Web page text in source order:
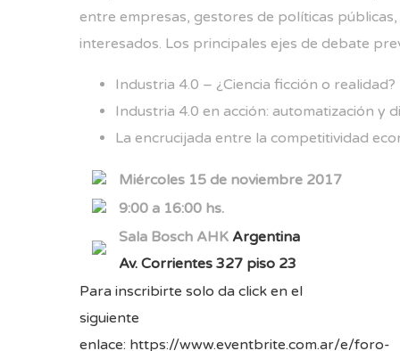
entre empresas, gestores de políticas
interesados. Los principales ejes de debate
Industria 4.0 – ¿Ciencia ficción o realidad?
Industria 4.0 en acción: automatización y
La encrucijada entre la competitividad
Miércoles 15 de noviembre 2017
9:00 a 16:00 hs.
Sala Bosch AHK Argentina
Av. Corrientes 327 piso 23
Para inscribirte solo da click en el
siguiente
enlace: https://www.eventbrite.com.ar/e/foro-